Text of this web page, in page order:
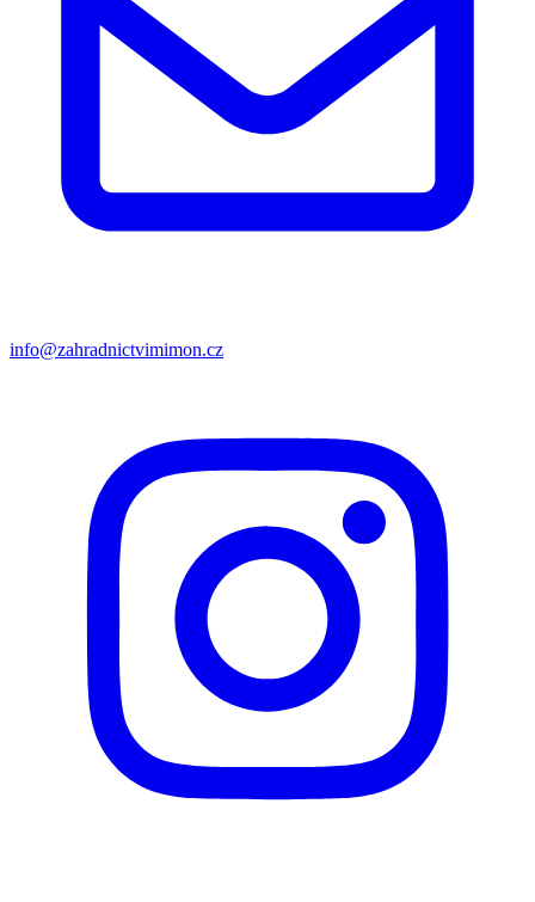
info@zahradnictvimimon.cz